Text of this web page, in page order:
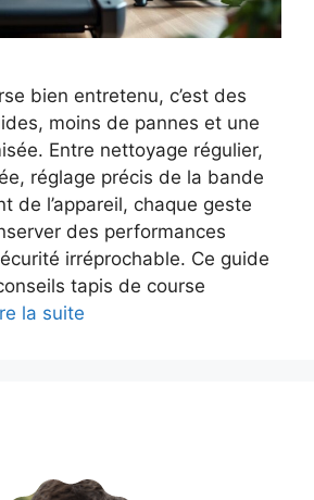
bien entretenu, c’est des
moins de pannes et une
Entre nettoyage régulier,
réglage précis de la bande
de l’appareil, chaque geste
des performances
irréprochable. Ce guide
tapis de course
la suite